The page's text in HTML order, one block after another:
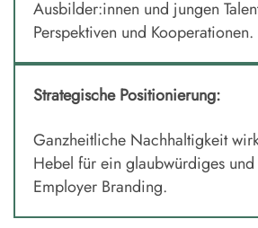
Ausbilder:innen und jungen
Perspektiven und Kooperationen.
Strategische Positionierung:
Ganzheitliche Nachhaltigkeit
Hebel für ein glaubwürdiges und
Employer Branding.